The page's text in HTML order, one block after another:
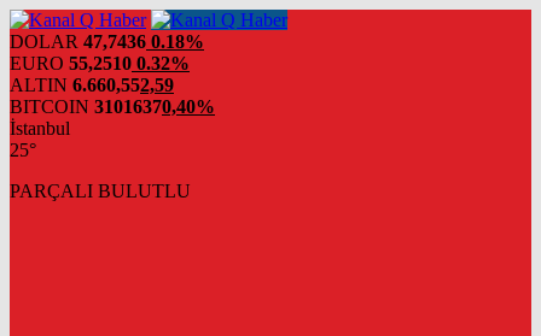
DOLAR 47,7436 0.18%
EURO 55,2510 0.32%
ALTIN 6.660,552,59
BITCOIN 31016370,40%
İstanbul
25°
PARÇALI BULUTLU